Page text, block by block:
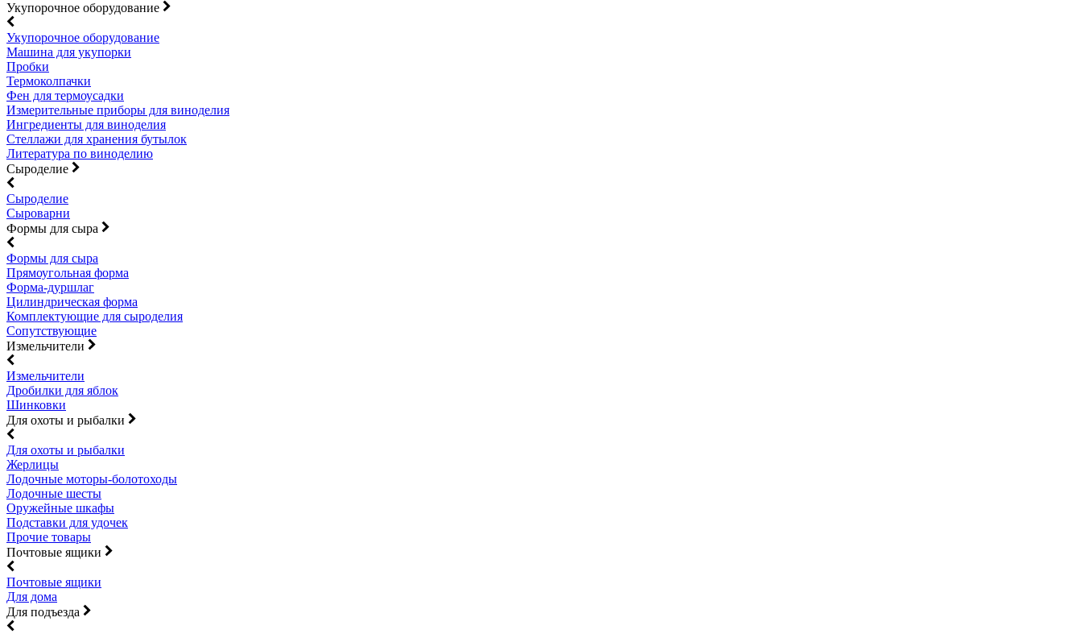
Укупорочное оборудование
Укупорочное оборудование
Машина для укупорки
Пробки
Термоколпачки
Фен для термоусадки
Измерительные приборы для виноделия
Ингредиенты для виноделия
Стеллажи для хранения бутылок
Литература по виноделию
Сыроделие
Сыроделие
Сыроварни
Формы для сыра
Формы для сыра
Прямоугольная форма
Форма-дуршлаг
Цилиндрическая форма
Комплектующие для сыроделия
Сопутствующие
Измельчители
Измельчители
Дробилки для яблок
Шинковки
Для охоты и рыбалки
Для охоты и рыбалки
Жерлицы
Лодочные моторы-болотоходы
Лодочные шесты
Оружейные шкафы
Подставки для удочек
Прочие товары
Почтовые ящики
Почтовые ящики
Для дома
Для подъезда